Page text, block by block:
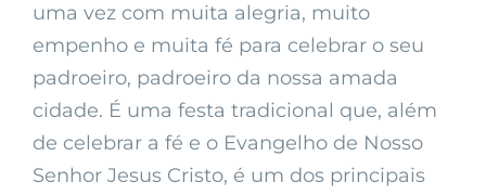
uma vez com muita alegria, muito
empenho e muita fé para celebrar o seu
padroeiro, padroeiro da nossa amada
cidade. É uma festa tradicional que, além
de celebrar a fé e o Evangelho de Nosso
Senhor Jesus Cristo, é um dos principais